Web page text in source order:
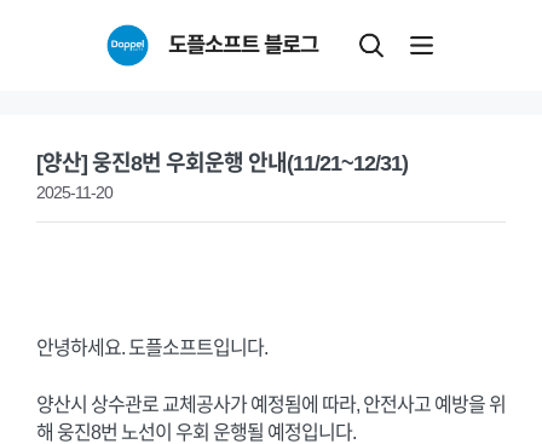
도플소프트 블로그
[양산] 웅진8번 우회운행 안내(11/21~12/31)
2025-11-20
안녕하세요. 도플소프트입니다.
양산시 상수관로 교체공사가 예정됨에 따라, 안전사고 예방을 위
해 웅진8번 노선이 우회 운행될 예정입니다.